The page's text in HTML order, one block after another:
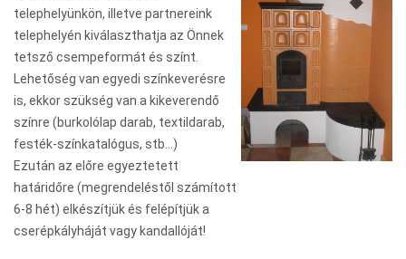
telephelyünkön, illetve partnereink
telephelyén kiválaszthatja az Önnek
tetsző csempeformát és színt.
Lehetőség van egyedi színkeverésre
is, ekkor szükség van a kikeverendő
színre (burkolólap darab, textildarab,
festék-színkatalógus, stb…)
Ezután az előre egyeztetett
határidőre (megrendeléstől számított
6-8 hét) elkészítjük és felépítjük a
cserépkályháját vagy kandallóját!